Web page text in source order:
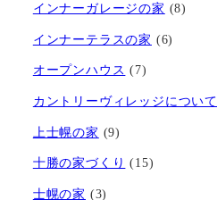
インナーガレージの家 (8)
インナーテラスの家 (6)
オープンハウス (7)
カントリーヴィレッジについて
上士幌の家 (9)
十勝の家づくり (15)
士幌の家 (3)